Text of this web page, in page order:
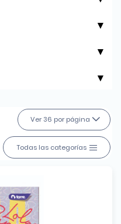
Ver 36 por página
Todas las categorías